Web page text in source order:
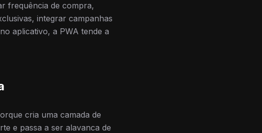
frequência de compra,
integrar campanhas
aplicativo, a PWA tende a
cria uma camada de
e passa a ser alavanca de